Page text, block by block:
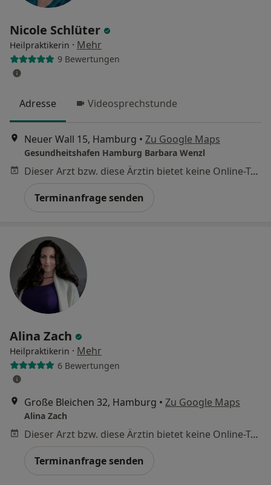
Nicole Schlüter
Heilpraktikerin · Mehr
9 Bewertungen
Adresse Videosprechstunde
Neuer Wall 15, Hamburg • Zu Google Maps
Gesundheitshafen Hamburg Barbara Wenzl
Dieser Arzt bzw. diese Ärztin bietet keine Online-Terminbuchung an diesem Standort an.
Terminanfrage senden
Alina Zach
Heilpraktikerin · Mehr
6 Bewertungen
Große Bleichen 32, Hamburg • Zu Google Maps
Alina Zach
Dieser Arzt bzw. diese Ärztin bietet keine Online-Terminbuchung an diesem Standort an.
Terminanfrage senden